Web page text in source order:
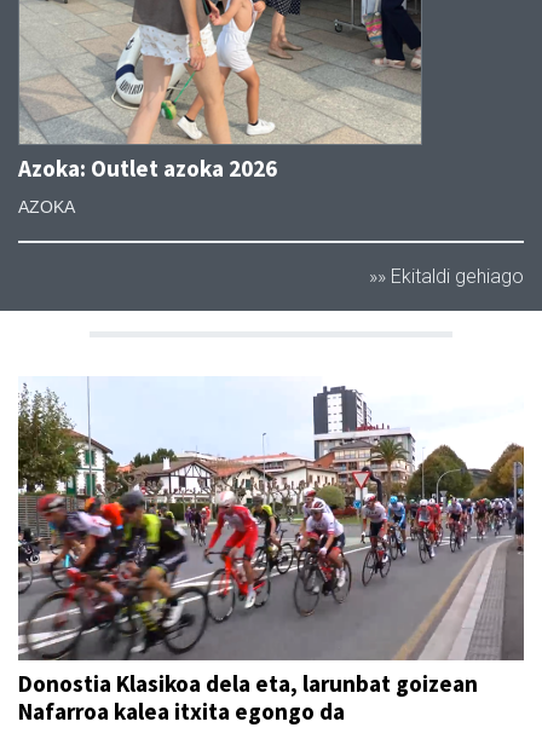
Azoka: Outlet azoka 2026
AZOKA
»» Ekitaldi gehiago
Donostia Klasikoa dela eta, larunbat goizean
Nafarroa kalea itxita egongo da